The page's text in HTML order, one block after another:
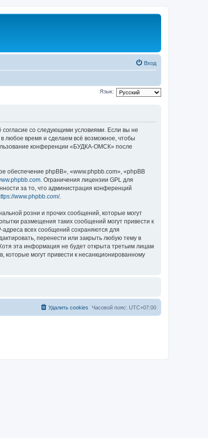
Вход
Язык:
со следующими условиями. Если вы не
любое время и сделаем всё возможное, чтобы
конференции «БУДКА-ОМСК» после
обеспечение phpBB», «www.phpbb.com», «phpBB
. Ограничения лицензии GPL для
за то, что администрация конференций
www.phpbb.com/.
розни и прочих сообщений, которые могут
размещения таких сообщений могут привести к
всех сообщений сохраняются для
перенести или закрыть любую тему в
эта информация не будет открыта третьим лицам
могут привести к несанкционированному
Часовой пояс: UTC+07:00
Удалить cookies